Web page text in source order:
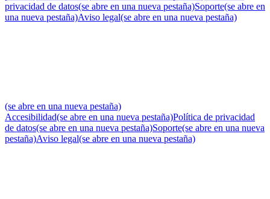
privacidad de datos(se abre en una nueva pestaña)Soporte(se abre en
una nueva pestaña)Aviso legal(se abre en una nueva pestaña)
(se abre en una nueva pestaña)
Accesibilidad(se abre en una nueva pestaña)Política de privacidad
de datos(se abre en una nueva pestaña)Soporte(se abre en una nueva
pestaña)Aviso legal(se abre en una nueva pestaña)